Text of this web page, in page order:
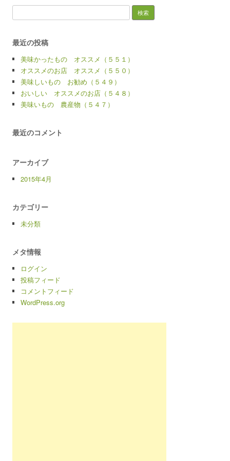
索:
最近の投稿
美味かったもの オススメ（５５１）
オススメのお店 オススメ（５５０）
美味しいもの お勧め（５４９）
おいしい オススメのお店（５４８）
美味いもの 農産物（５４７）
最近のコメント
アーカイブ
2015年4月
カテゴリー
未分類
メタ情報
ログイン
投稿フィード
コメントフィード
WordPress.org